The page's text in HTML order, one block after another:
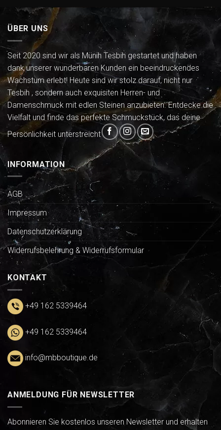
ÜBER UNS
Seit 2020 sind wir als Münih Tesbih gestartet und haben
dank unserer wunderbaren Kunden ein beeindruckendes
Wachstum erlebt! Heute sind wir stolz darauf, nicht nur
Tesbih , sondern auch exquisiten Herren- und
Damenschmuck mit edlen Steinen anzubieten. Entdecke die
Vielfalt und finde das perfekte Schmuckstück, das deine
Persönlichkeit unterstreicht
INFORMATION
AGB
Impressum
Datenschutzerklärung
Widerrufsbelehrung & Widerrufsformular
KONTAKT
+49 162 5339464
+49 162 5339464
info@mbboutique.de
ANMELDUNG FÜR NEWSLETTER
Abonnieren Sie kostenlos unseren Newsletter und erhalten